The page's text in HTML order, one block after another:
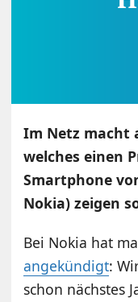
Im Netz macht
welches einen
Smartphone
Nokia) zeigen
Bei Nokia hat
angekündigt:
schon nächstes